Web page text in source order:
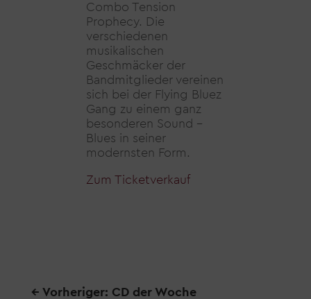
Combo Tension
Prophecy. Die
verschiedenen
musikalischen
Geschmäcker der
Bandmitglieder vereinen
sich bei der Flying Bluez
Gang zu einem ganz
besonderen Sound –
Blues in seiner
modernsten Form.
Zum Ticketverkauf
← Vorheriger: CD der Woche